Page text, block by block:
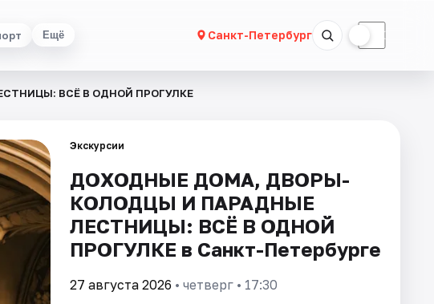
Ещё Санкт-Петербург ☾
ВСЁ В ОДНОЙ ПРОГУЛКЕ
Экскурсии
ДОХОДНЫЕ ДОМА, ДВОРЫ-
КОЛОДЦЫ И ПАРАДНЫЕ
ЛЕСТНИЦЫ: ВСЁ В ОДНОЙ
ПРОГУЛКЕ в Санкт-Петербурге
27 августа 2026 • четверг • 17:30